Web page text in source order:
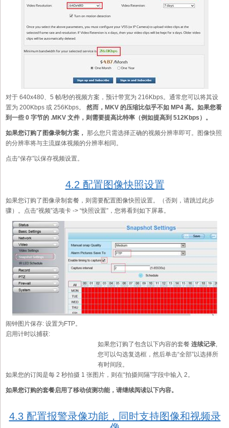
对于 640x480、5 帧/秒的视频方案，预计带宽为 216Kbps。通常您可以将其设
置为 200Kbps 或 256Kbps。 然而，MKV 的压缩比似乎不如 MP4 高。如果您看
到一些 0 字节的 .MKV 文件，则需要提高比特率（例如提高到 512Kbps）。
如果您订购了图像录制方案， 那么您只需选择正确的视频分辨率即可。图像快照
的分辨率将与主流媒体视频的分辨率相同。
点击“保存”以保存视频设置。
4.2 配置图像快照设置
如果您订购了图像录制套餐，则需要配置图像快照设置。（否则，请跳过此步
骤）。点击“视频”选项卡 -> “快照设置”，您将看到如下屏幕。
闹钟图片保存: 设置为FTP。
启用计时以捕获:
如果您订购了包含以下内容的套餐 连续记录,
您可以勾选复选框，然后单击“全部”以选择所
有时间段。
如果您的订阅是每 2 秒拍摄 1 张图片，则在“拍摄间隔”字段中输入 2。
如果您订购的套餐启用了移动侦测功能，请继续阅读以下内容。
4.3 配置报警录像功能，同时支持图像和视频录